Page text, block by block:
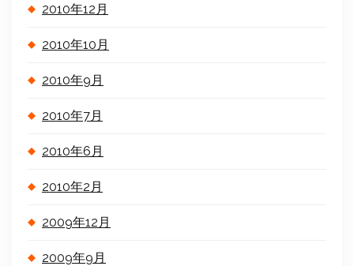
2010年12月
2010年10月
2010年9月
2010年7月
2010年6月
2010年2月
2009年12月
2009年9月